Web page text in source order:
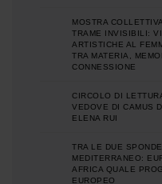
MOSTRA COLLETTIVA
TRAME INVISIBILI:
ARTISTICHE AL
TRA MATERIA,
CONNESSIONE
CIRCOLO DI
VEDOVE DI CAMUS
ELENA RUI
TRA LE DUE SPONDE
MEDITERRANEO:
AFRICA QUALE
EUROPEO